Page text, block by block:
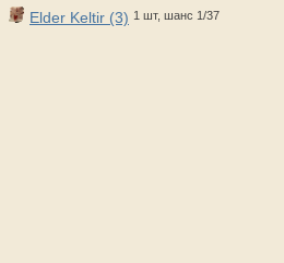
Elder Keltir (3) 1 шт, шанс 1/37